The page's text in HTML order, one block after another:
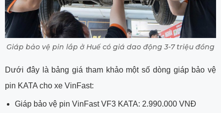
Giáp bảo vệ pin lắp ở Huế có giá dao động 3-7 triệu đồng
Dưới đây là bảng giá tham khảo một số dòng giáp bảo vệ
pin KATA cho xe VinFast:
Giáp bảo vệ pin VinFast VF3 KATA: 2.990.000 VNĐ